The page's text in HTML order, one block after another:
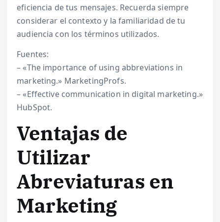
eficiencia de tus mensajes. Recuerda siempre
considerar el contexto y la familiaridad de tu
audiencia con los términos utilizados.
Fuentes:
– «The importance of using abbreviations in
marketing.» MarketingProfs.
– «Effective communication in digital marketing.»
HubSpot.
Ventajas de
Utilizar
Abreviaturas en
Marketing